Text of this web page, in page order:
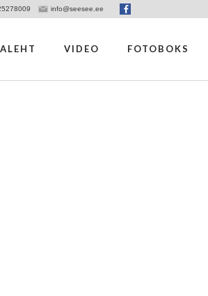
info@seesee.ee
VIDEO FOTOBOKS